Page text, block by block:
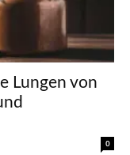
Lungen von
0